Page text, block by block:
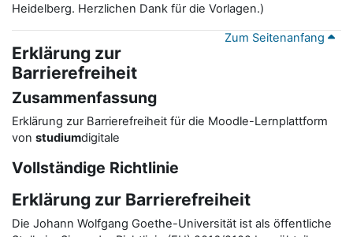
Heidelberg. Herzlichen Dank für die Vorlagen.)
Zum Seitenanfang
Erklärung zur
Barrierefreiheit
Zusammenfassung
Erklärung zur Barrierefreiheit für die Moodle-Lernplattform
von studiumdigitale
Vollständige Richtlinie
Erklärung zur Barrierefreiheit
Die Johann Wolfgang Goethe-Universität ist als öffentliche